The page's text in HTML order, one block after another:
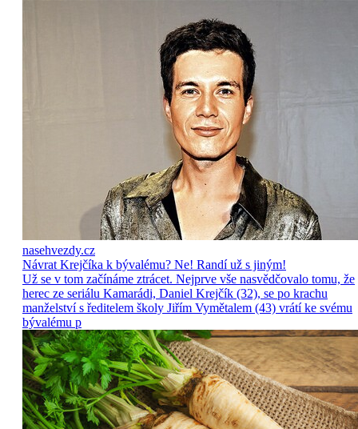
nasehvezdy.cz
Návrat Krejčíka k bývalému? Ne! Randí už s jiným!
Už se v tom začínáme ztrácet. Nejprve vše nasvědčovalo tomu, že
herec ze seriálu Kamarádi, Daniel Krejčík (32), se po krachu
manželství s ředitelem školy Jiřím Vymětalem (43) vrátí ke svému
bývalému p